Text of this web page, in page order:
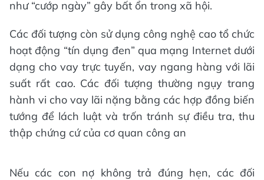
như “cướp ngày” gây bất ổn trong xã hội.
Các đối tượng còn sử dụng công nghệ cao tổ chức
hoạt động “tín dụng đen” qua mạng Internet dưới
dạng cho vay trực tuyến, vay ngang hàng với lãi
suất rất cao. Các đối tượng thường ngụy trang
hành vi cho vay lãi nặng bằng các hợp đồng biến
tướng để lách luật và trốn tránh sự điều tra, thu
thập chứng cứ của cơ quan công an
Nếu các con nợ không trả đúng hẹn, các đối